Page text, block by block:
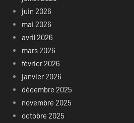
juin 2026
mai 2026
avril 2026
mars 2026
février 2026
janvier 2026
décembre 2025
novembre 2025
octobre 2025